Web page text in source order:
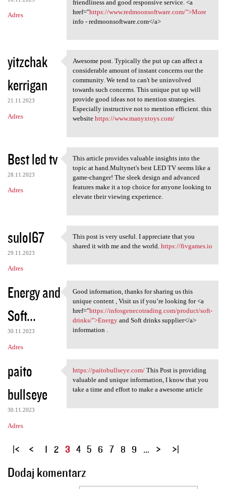
Adres
friendliness and good responsive service. <a
href="https://www.redmoonsoftware.com/">More
info - redmoonsoftware.com</a>
yitzchak
kerrigan
21.11.2023
Adres
Awesome post. Typically the
Awesome post. Typically the put up can affect a
considerable amount of instant concerns our the
community. We tend to can't be uninvolved
towards such concerns. This unique put up will
provide good ideas not to mention strategies.
Especially instructive not to mention efficient. this
website https://www.manyxtoys.com/
Best led tv
28.11.2023
Adres
This article provides
This article provides valuable insights into the
topic at hand.Multynet's best LED TV seems like a
game-changer! The sleek design and advanced
features make it a top choice for anyone looking to
elevate their viewing experience.
sulo167
29.11.2023
Adres
This post is very useful. I
This post is very useful. I appreciate that you
shared it with me and the world. https://fivgames.io
Energy and
Soft...
30.11.2023
Adres
Good information, thanks for
Good information, thanks for sharing us this
unique content , Visit us if you’re looking for <a
href="https://infosgenecotrading.com/product/soft-
drinks/">Energyand Soft drinks supplier</a>
information .
paito
bullseye
30.11.2023
Adres
https://paitobullseye.com/
https://paitobullseye.com/This Post is providing
valuable and unique information, I know that you
take a time and effort to make a awesome article
S
r
1 2 3 4 5 6 7 8 9 …
Dodaj komentarz